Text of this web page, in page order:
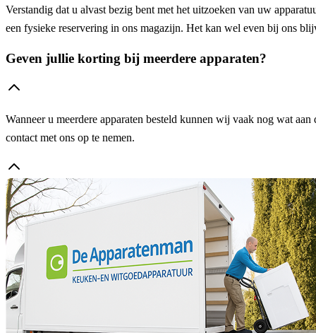
Verstandig dat u alvast bezig bent met het uitzoeken van uw
een fysieke reservering in ons magazijn. Het kan wel even bij ons
Geven jullie korting bij meerdere apparaten?
Wanneer u meerdere apparaten besteld kunnen wij vaak nog wat
contact met ons op te nemen.